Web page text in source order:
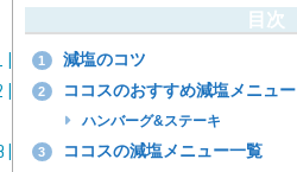
目次
1 減塩のコツ
2 ココスのおすすめ減塩メニュー
ハンバーグ&ステーキ
3 ココスの減塩メニュー一覧